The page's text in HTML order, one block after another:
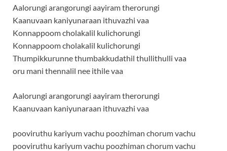
Aalorungi arangorungi aayiram therorungi
Kaanuvaan kaniyunaraan ithuvazhi vaa
Konnappoom cholakalil kulichorungi
Konnappoom cholakalil kulichorungi
Thumpikkurunne thumbakkudathil thullithulli vaa
oru mani thennalil nee ithile vaa
Aalorungi arangorungi aayiram therorungi
Kaanuvaan kaniyunaraan ithuvazhi vaa
pooviruthu kariyum vachu poozhiman chorum vachu
pooviruthu kariyum vachu poozhiman chorum vachu